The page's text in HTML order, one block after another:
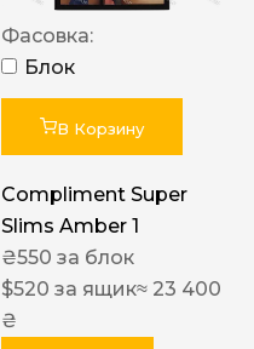
Фасовка:
Блок
В Корзину
Compliment Super
Slims Amber 1
₴550 за блок
$520 за ящик≈ 23 400
₴